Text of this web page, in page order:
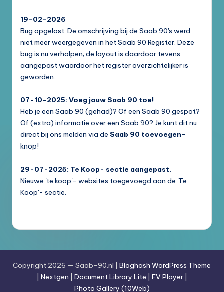
19-02-2026
Bug opgelost. De omschrijving bij de Saab 90's werd
niet meer weergegeven in het Saab 90 Register. Deze
bug is nu verholpen; de layout is daardoor tevens
aangepast waardoor het register overzichtelijker is
geworden.
07-10-2025: Voeg jouw Saab 90 toe!
Heb je een Saab 90 (gehad)? Of een Saab 90 gespot?
Of (extra) informatie over een Saab 90? Je kunt dit nu
direct bij ons melden via de Saab 90 toevoegen-
knop!
29-07-2025: Te Koop- sectie aangepast.
Nieuwe 'te koop'- websites toegevoegd aan de 'Te
Koop'- sectie.
Copyright 2026 — Saab-90.nl | Bloghash WordPress Theme
Nextgen Document Library Lite FV Player|
Photo Gallery (10Web)